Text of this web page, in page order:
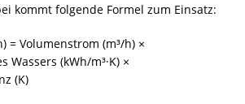
kommt folgende Formel zum Einsatz:
= Volumenstrom (m³/h) ×
Wassers (kWh/m³·K) ×
(K)